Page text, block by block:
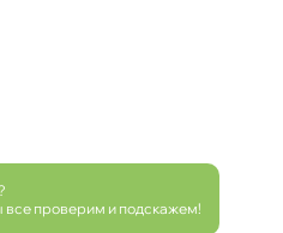
все проверим и подскажем!